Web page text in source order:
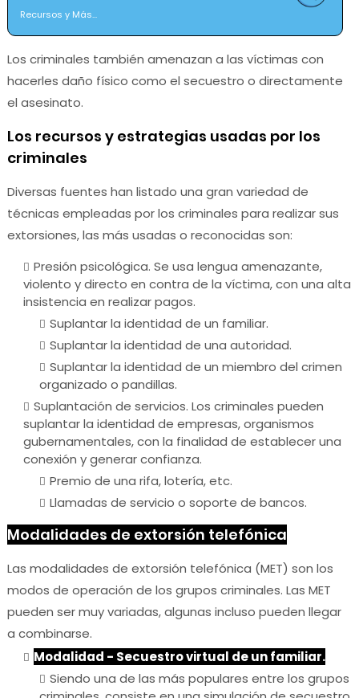
Recursos y Más...
Los criminales también amenazan a las víctimas con
hacerles daño físico como el secuestro o directamente
el asesinato.
Los recursos y estrategias usadas por los
criminales
Diversas fuentes han listado una gran variedad de
técnicas empleadas por los criminales para realizar sus
extorsiones, las más usadas o reconocidas son:
Presión psicológica. Se usa lengua amenazante,
violento y directo en contra de la víctima, con una alta
insistencia en realizar pagos.
Suplantar la identidad de un familiar.
Suplantar la identidad de una autoridad.
Suplantar la identidad de un miembro del crimen
organizado o pandillas.
Suplantación de servicios. Los criminales pueden
suplantar la identidad de empresas, organismos
gubernamentales, con la finalidad de establecer una
conexión y generar confianza.
Premio de una rifa, lotería, etc.
Llamadas de servicio o soporte de bancos.
Modalidades de extorsión telefónica
Las modalidades de extorsión telefónica (MET) son los
modos de operación de los grupos criminales. Las MET
pueden ser muy variadas, algunas incluso pueden llegar
a combinarse.
Modalidad - Secuestro virtual de un familiar.
Siendo una de las más populares entre los grupos